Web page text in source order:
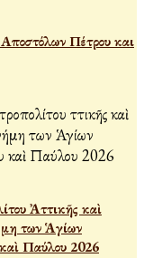
Πέτρου και
Ἀττικῆς καὶ
των Ἁγίων
Παύλου 2026